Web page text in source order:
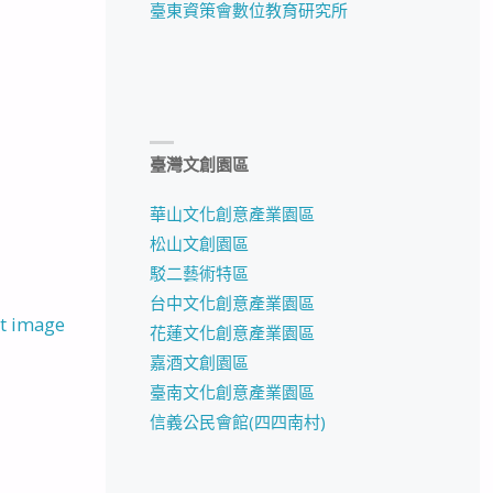
image
臺東資策會數位教育研究所
臺灣文創園區
華山文化創意產業園區
松山文創園區
駁二藝術特區
台中文化創意產業園區
花蓮文化創意產業園區
嘉酒文創園區
臺南文化創意產業園區
信義公民會館(四四南村)